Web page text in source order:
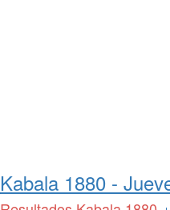
Kabala 1880 -